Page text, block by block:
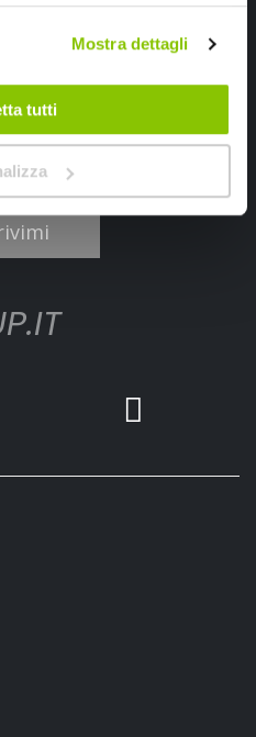
Mostra dettagli
tutti
per il tuo primo acquisto online!